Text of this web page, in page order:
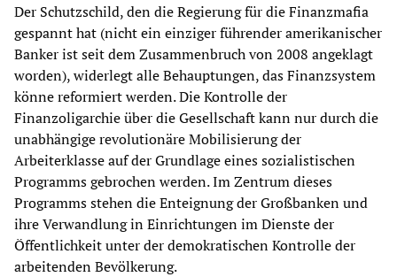
Der Schutzschild, den die Regierung für die Finanzmafia
gespannt hat (nicht ein einziger führender amerikanischer
Banker ist seit dem Zusammenbruch von 2008 angeklagt
worden), widerlegt alle Behauptungen, das Finanzsystem
könne reformiert werden. Die Kontrolle der
Finanzoligarchie über die Gesellschaft kann nur durch die
unabhängige revolutionäre Mobilisierung der
Arbeiterklasse auf der Grundlage eines sozialistischen
Programms gebrochen werden. Im Zentrum dieses
Programms stehen die Enteignung der Großbanken und
ihre Verwandlung in Einrichtungen im Dienste der
Öffentlichkeit unter der demokratischen Kontrolle der
arbeitenden Bevölkerung.